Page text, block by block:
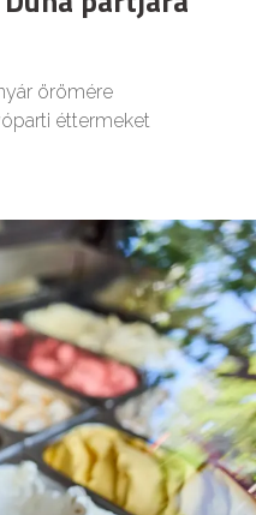
örömére
éttermeket